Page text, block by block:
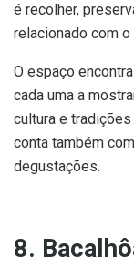
é recolher,
relacionado com
O espaço
cada uma a
cultura e
conta também
degustações.
8.